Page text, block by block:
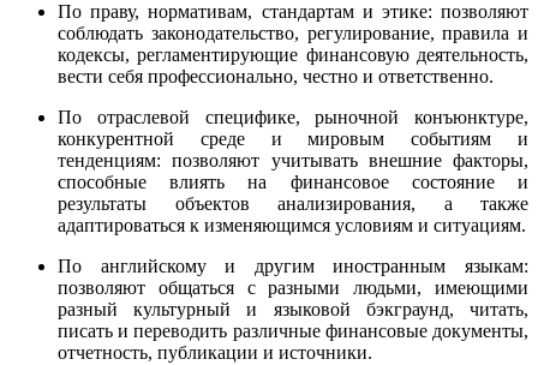
По праву, нормативам, стандартам и этике: позволяют
соблюдать законодательство, регулирование, правила и
кодексы, регламентирующие финансовую деятельность,
вести себя профессионально, честно и ответственно.
По отраслевой специфике, рыночной конъюнктуре,
конкурентной среде и мировым событиям и
тенденциям: позволяют учитывать внешние факторы,
способные влиять на финансовое состояние и
результаты объектов анализирования, а также
адаптироваться к изменяющимся условиям и ситуациям.
По английскому и другим иностранным языкам:
позволяют общаться с разными людьми, имеющими
разный культурный и языковой бэкграунд, читать,
писать и переводить различные финансовые документы,
отчетность, публикации и источники.